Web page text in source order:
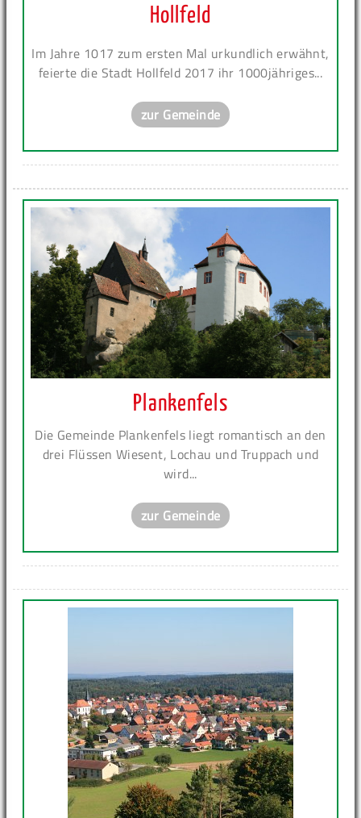
Hollfeld
Im Jahre 1017 zum ersten Mal urkundlich erwähnt,
feierte die Stadt Hollfeld 2017 ihr 1000jähriges...
zur Gemeinde
Plankenfels
Die Gemeinde Plankenfels liegt romantisch an den
drei Flüssen Wiesent, Lochau und Truppach und
wird...
zur Gemeinde